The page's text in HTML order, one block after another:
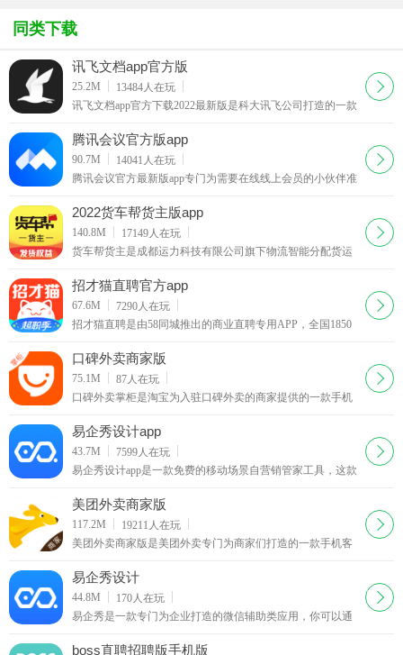
平台
同类下载
讯飞文档app官方版
25.2M 13484人在玩
讯飞文档app官方下载2022最新版是科大讯飞公司打造的一款
类似，都可以让团队在线上进行协作。
下载
腾讯会议官方版app
90.7M 14041 人在玩
腾讯会议官方最新版app专门为需要在线线上会员的小伙伴准
你带来最棒的办公体验，相信不少的小伙伴都会需要
下载
2022货车帮货主版app
140.8M 17149人在玩
货车帮货主是成都运力科技有限公司旗下物流智能分配货运
各地货主提供经验丰富、安全可靠的货车司机的找车发货软
下载
招才猫直聘官方app
67.6M 7290人在玩
招才猫直聘是由58同城推出的商业直聘专用APP，全国1850
现、挖掘，你可以在58招财猫官网上看到人家的详细资料。
下载
口碑外卖商家版
75.1M 87人在玩
口碑外卖掌柜是淘宝为入驻口碑外卖的商家提供的一款手机
单并对自己的店铺进行管理，有新的订单软件会以语音的形
式提醒你接单
下载
易企秀设计app
43.7M 7599人在玩
易企秀设计app是一款免费的移动场景自营销管家工具，这款
外这款易企秀设计app还可以帮你查看手机网页的访问量。
下载
美团外卖商家版
117.2M 19211 人在玩
美团外卖商家版是美团外卖专门为商家们打造的一款手机客
好地管理你的商铺，美团外卖商家版app轻松地查看用户的下
单信息。
下载
易企秀设计
44.8M 170人在玩
易企秀是一款专门为企业打造的微信辅助类应用，你可以通
以通过它查看网页的访问量以及潜在客户报名等等消息。
下载
boss直聘招聘版手机版